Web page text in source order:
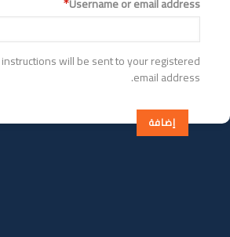
will be sent to your registered
email address.